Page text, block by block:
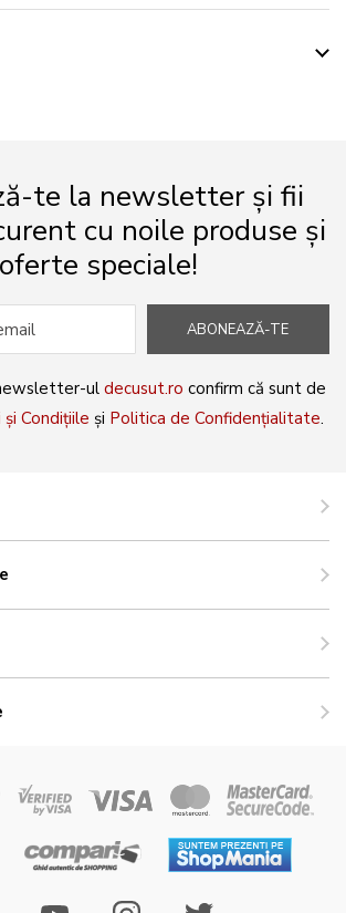
te la newsletter și fii
cu noile produse și
oferte speciale!
ABONEAZĂ-TE
uldecusut.ro confirm că sunt de
Condițiile și Politica de Confidențialitate.